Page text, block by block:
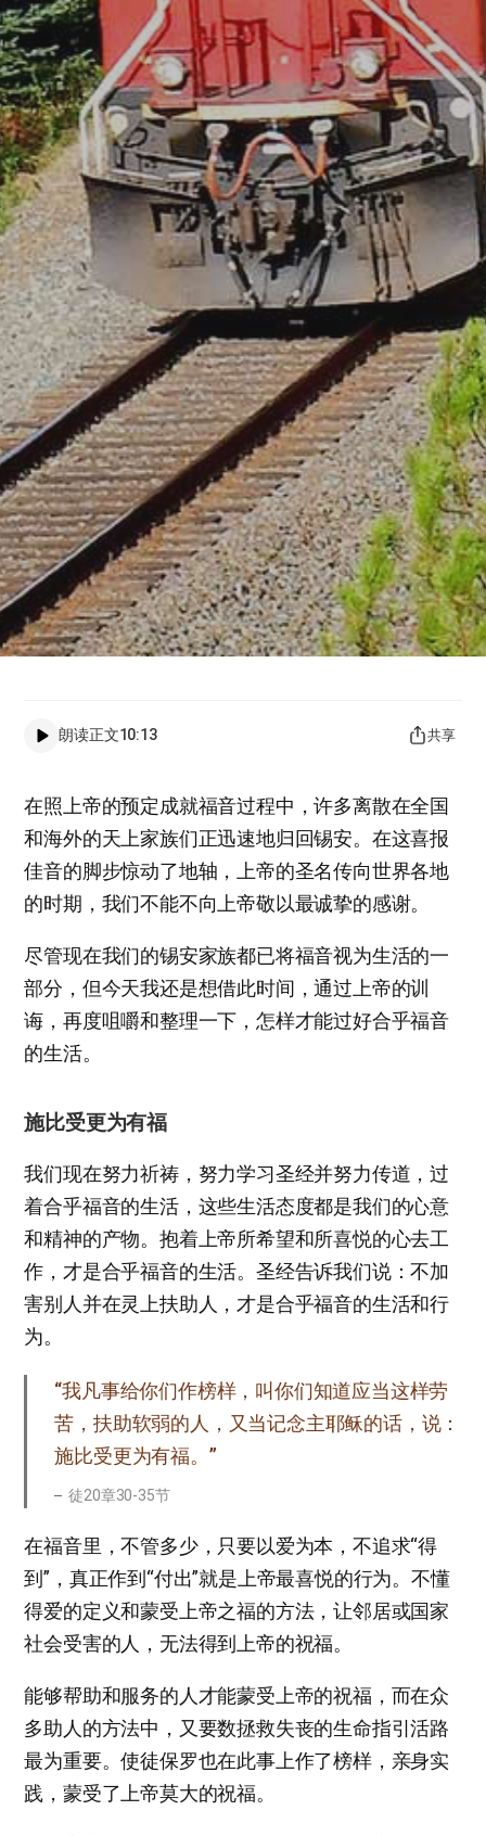
朗读正文10:13 共享
在照上帝的预定成就福音过程中，许多离散在全国
和海外的天上家族们正迅速地归回锡安。在这喜报
佳音的脚步惊动了地轴，上帝的圣名传向世界各地
的时期，我们不能不向上帝敬以最诚挚的感谢。
尽管现在我们的锡安家族都已将福音视为生活的一
部分，但今天我还是想借此时间，通过上帝的训
诲，再度咀嚼和整理一下，怎样才能过好合乎福音
的生活。
施比受更为有福
我们现在努力祈祷，努力学习圣经并努力传道，过
着合乎福音的生活，这些生活态度都是我们的心意
和精神的产物。抱着上帝所希望和所喜悦的心去工
作，才是合乎福音的生活。圣经告诉我们说：不加
害别人并在灵上扶助人，才是合乎福音的生活和行
为。
“我凡事给你们作榜样，叫你们知道应当这样劳
苦，扶助软弱的人，又当记念主耶稣的话，说：
施比受更为有福。”
徒20章30-35节
在福音里，不管多少，只要以爱为本，不追求“得
到”，真正作到“付出”就是上帝最喜悦的行为。不懂
得爱的定义和蒙受上帝之福的方法，让邻居或国家
社会受害的人，无法得到上帝的祝福。
能够帮助和服务的人才能蒙受上帝的祝福，而在众
多助人的方法中，又要数拯救失丧的生命指引活路
最为重要。使徒保罗也在此事上作了榜样，亲身实
践，蒙受了上帝莫大的祝福。